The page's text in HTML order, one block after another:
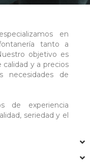
en
tanto a
objetivo es
calidad y a precios
necesidades de
de experiencia
seriedad y el